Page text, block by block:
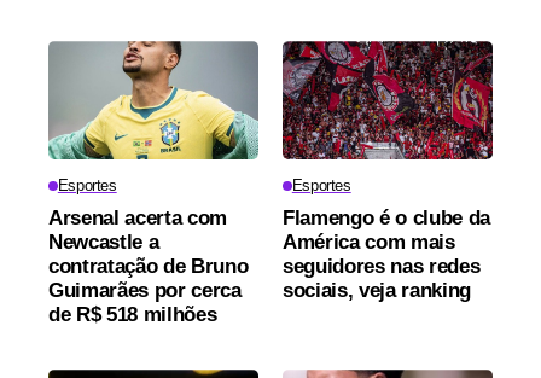
Esportes
Arsenal acerta com
Newcastle a
contratação de Bruno
Guimarães por cerca
de R$ 518 milhões
Esportes
Flamengo é o clube da
América com mais
seguidores nas redes
sociais, veja ranking